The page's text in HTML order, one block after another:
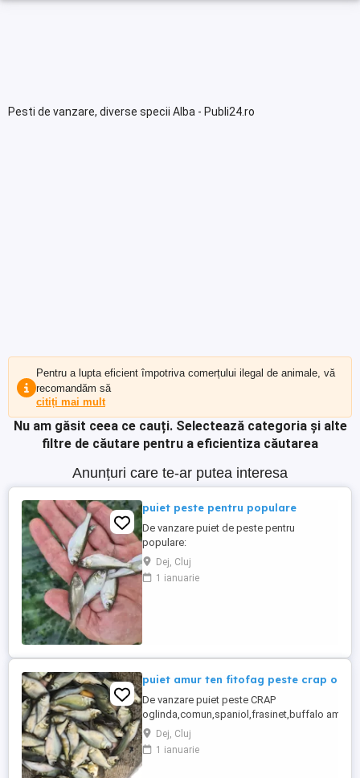
Pesti de vanzare, diverse specii Alba - Publi24.ro
Pentru a lupta eficient împotriva comerțului ilegal de animale, vă
recomandăm să
citiți mai mult
Nu am găsit ceea ce cauți. Selectează categoria și alte
filtre de căutare pentru a eficientiza căutarea
Anunțuri care te-ar putea interesa
puiet peste pentru populare
De vanzare puiet de peste pentru
populare:
amur,crap,sanger,novac,fitofag,LIN cu
dimensiune cuprinsa intre 5-13 cm,pestii
se ambaleaza la fata locului in saci cu
Dej, Cluj
1 ianuarie
puiet amur ten fitofag peste crap
De vanzare puiet peste CRAP
oglinda,comun,spaniol,frasinet,buffalo
iaz helesteu lac balta, : dimensiuni : 4-6 cm
judetul Cluj,Salaj,Bistrita,Jibou,Zalau,Baia
mare,Dej,Beclean,Gherla,Turda,Campia
Dej, Cluj
1 ianuarie